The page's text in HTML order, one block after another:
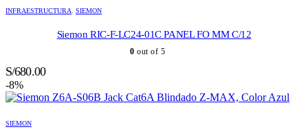
INFRAESTRUCTURA, SIEMON
Siemon RIC-F-LC24-01C PANEL FO MM C/12
0 out of 5
S/680.00
-8%
SIEMON